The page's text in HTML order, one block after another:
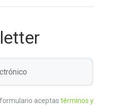
aceptas términos y